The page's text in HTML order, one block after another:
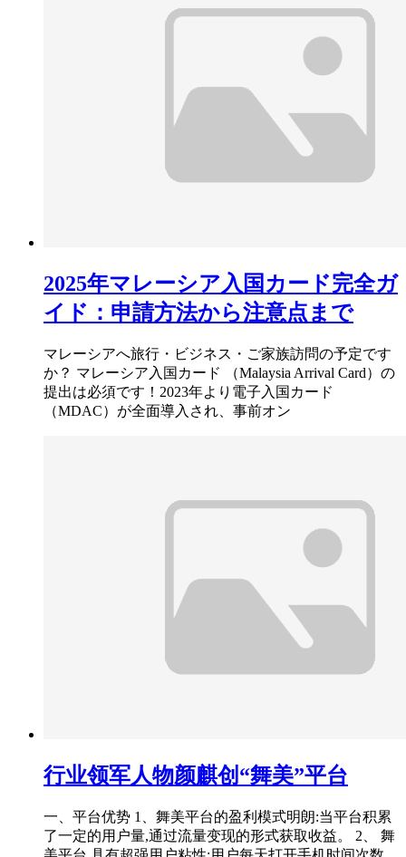
2025年マレーシア入国カード完全ガ
イド：申請方法から注意点まで
マレーシアへ旅行・ビジネス・ご家族訪問の予定です
か？ マレーシア入国カード （Malaysia Arrival Card）の
提出は必須です！2023年より電子入国カード
（MDAC）が全面導入され、事前オン
行业领军人物颜麒创“舞美”平台
一、平台优势 1、舞美平台的盈利模式明朗:当平台积累
了一定的用户量,通过流量变现的形式获取收益。 2、 舞